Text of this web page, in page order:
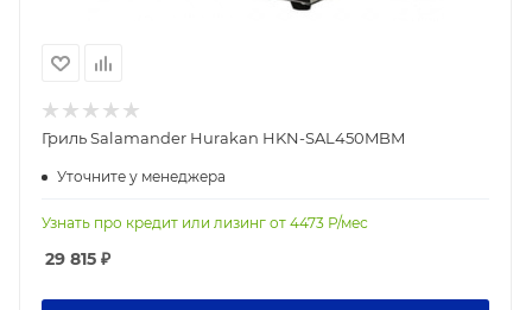
Гриль Salamander Hurakan HKN-SAL450MBM
Уточните у менеджера
Узнать про кредит или лизинг от 4473 Р/мес
29 815 ₽